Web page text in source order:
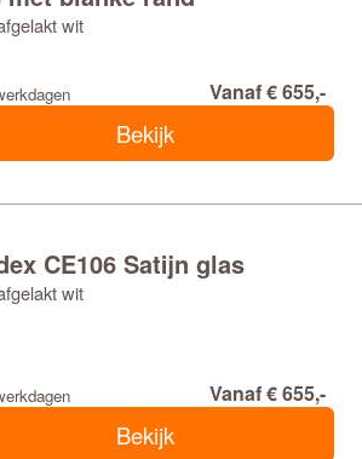
wit
Vanaf € 655,-
Bekijk
CE106 Satijn glas
wit
Vanaf € 655,-
Bekijk